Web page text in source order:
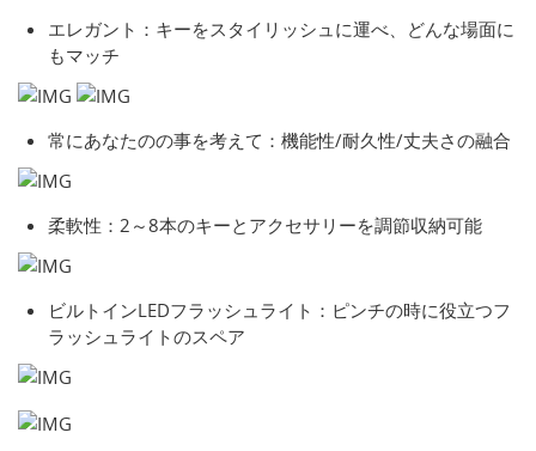
エレガント：キーをスタイリッシュに運べ、どんな場面に
もマッチ
常にあなたのの事を考えて：機能性/耐久性/丈夫さの融合
柔軟性：2～8本のキーとアクセサリーを調節収納可能
ビルトインLEDフラッシュライト：ピンチの時に役立つフ
ラッシュライトのスペア